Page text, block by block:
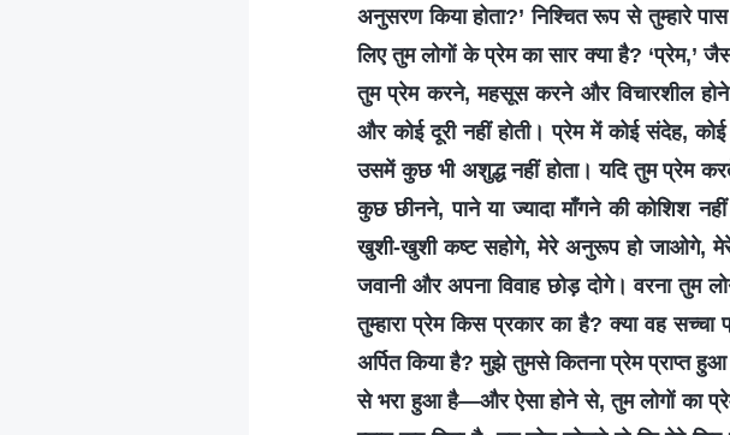
अनुसरण किया होता?’ निश्चित रूप से तुम्हारे
लिए तुम लोगों के प्रेम का सार क्या है? ‘प्रेम,’
तुम प्रेम करने, महसूस करने और विचारशील
और कोई दूरी नहीं होती। प्रेम में कोई संदेह,
उसमें कुछ भी अशुद्ध नहीं होता। यदि तुम प्रेम करते
कुछ छीनने, पाने या ज्यादा माँगने की कोशिश
खुशी-खुशी कष्ट सहोगे, मेरे अनुरूप हो जाओगे, मेरे
जवानी और अपना विवाह छोड़ दोगे। वरना तुम
तुम्हारा प्रेम किस प्रकार का है? क्या वह
अर्पित किया है? मुझे तुमसे कितना प्रेम प्राप्त
से भरा हुआ है—और ऐसा होने से, तुम लोगों का